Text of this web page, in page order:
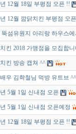
12월 18일 부평점 오픈 !!
12월 깜닭치킨 부평점 오
뚝섬유원지 아리랑 하우스
킨 2018 가맹점을 모집합니
킨 방송 캡쳐 ^^
우 김학철님 먹방 유트브 ^^
5월 1일 신내점 오픈
5월 1일 신내점 오픈예정
12월 18일 부평점 오픈 !!